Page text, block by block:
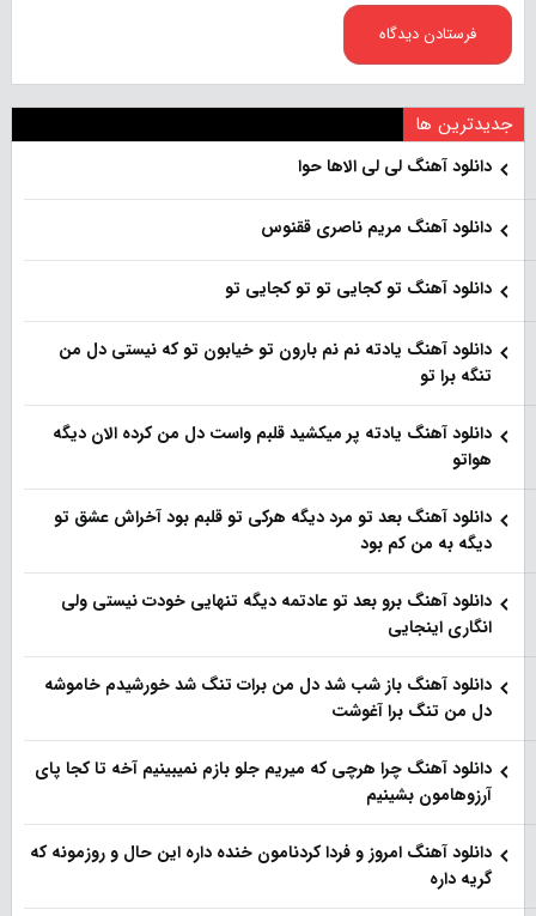
جدیدترین ها
دانلود آهنگ لی لی الاها حوا
دانلود آهنگ مریم ناصری ققنوس
دانلود آهنگ تو کجایی تو تو کجایی تو
دانلود آهنگ یادته نم نم بارون تو خیابون تو که نیستی دل من
تنگه برا تو
دانلود آهنگ یادته پر میکشید قلبم واست دل من کرده الان دیگه
هواتو
دانلود آهنگ بعد تو مرد دیگه هرکی تو قلبم بود آخراش عشق تو
دیگه به من کم بود
دانلود آهنگ برو بعد تو عادتمه دیگه تنهایی خودت نیستی ولی
انگاری اینجایی
دانلود آهنگ باز شب شد دل من برات تنگ شد خورشیدم خاموشه
دل من تنگ برا آغوشت
دانلود آهنگ چرا هرچی که میریم جلو بازم نمیبینیم آخه تا کجا پای
آرزوهامون بشینیم
دانلود آهنگ امروز و فردا کردنامون خنده داره این حال و روزمونه که
گریه داره